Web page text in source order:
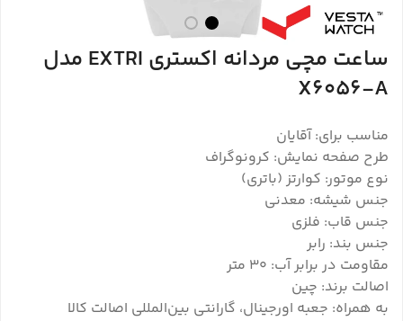
ساعت مچی مردانه اکستری EXTRI مدل
X6056-A
مناسب برای: آقایان
طرح صفحه نمایش: کرونوگراف
نوع موتور: کوارتز (باتری)
جنس شیشه: معدنی
جنس قاب: فلزی
جنس بند: رابر
مقاومت در برابر آب: 30 متر
اصالت برند: چین
به همراه: جعبه اورجینال، گارانتی بین‌المللی اصالت کالا